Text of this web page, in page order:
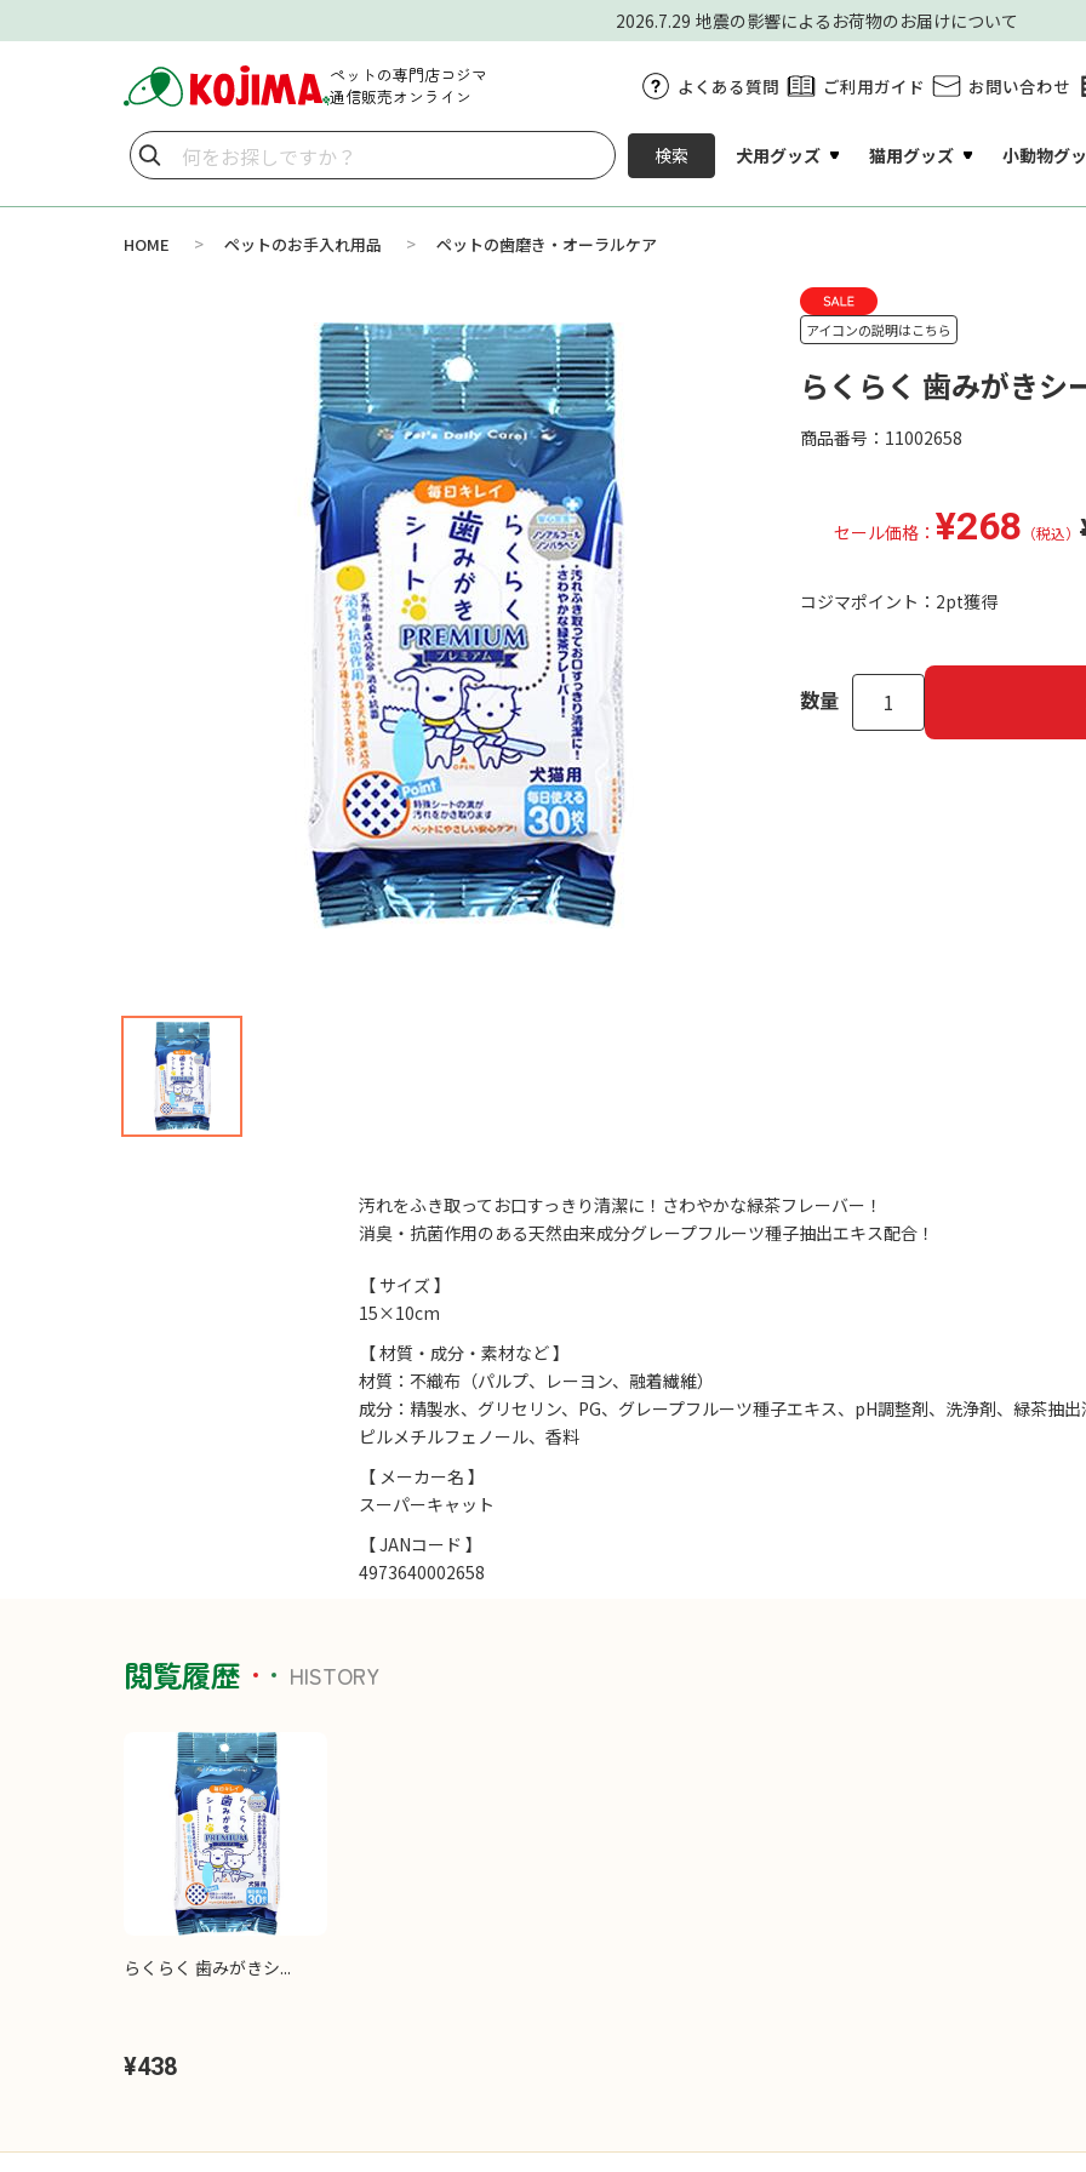
2026.7.29 地震の影響によるお荷物のお届けについて
ペットの専門店コジマ
通信販売オンライン
よくある質問 ご利用ガイド お問い合わせ
検索 犬用グッズ 猫用グッズ 小動物グ
HOME > ペットのお手入れ用品 > ペットの歯磨き・オーラルケア
アイコンの説明はこちら
らくらく 歯みがきシ
商品番号：11002658
セール価格： ¥268 （税込）
コジマポイント： 2pt獲得
数量
汚れをふき取ってお口すっきり清潔に！さわやかな緑茶フレーバー！
消臭・抗菌作用のある天然由来成分グレープフルーツ種子抽出エキス配合！
【 サイズ 】
15×10cm
【 材質・成分・素材など 】
材質：不織布（パルプ、レーヨン、融着繊維）
成分：精製水、グリセリン、PG、グレープフルーツ種子エキス、pH調整剤、洗浄剤、緑茶抽
ピルメチルフェノール、香料
【 メーカー名 】
スーパーキャット
【 JANコード 】
4973640002658
閲覧履歴 HISTORY
らくらく 歯みがきシ...
¥438